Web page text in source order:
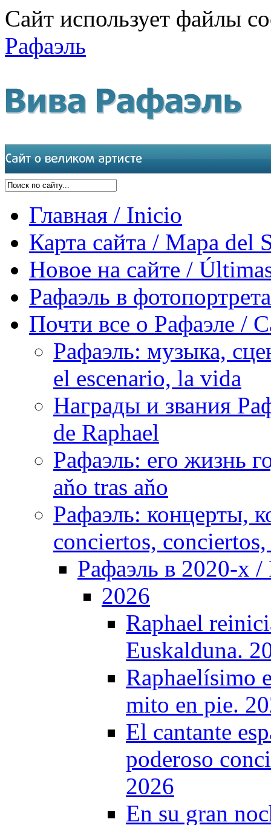
Сайт использует файлы
Рафаэль
Главная / Inicio
Карта сайта / Mapa del
Новое на сайте /
Рафаэль в
Почти все о Рафаэле /
Рафаэль: музыка,
el escenario, la vida
Награды и звания
de Raphael
Рафаэль: его жизнь
aňo tras aňo
Рафаэль: концерты,
conciertos,
Рафаэль в 2020-х /
2026
Raphael
Euskalduna.
Raphaelísimo
mito en pie.
El cantante
poderoso
2026
En su gran